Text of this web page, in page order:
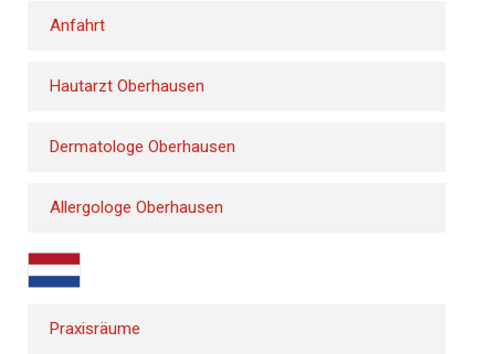
Anfahrt
Hautarzt Oberhausen
Dermatologe Oberhausen
Allergologe Oberhausen
Praxisräume